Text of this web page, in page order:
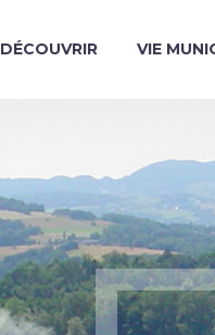
DÉCOUVRIR VIE